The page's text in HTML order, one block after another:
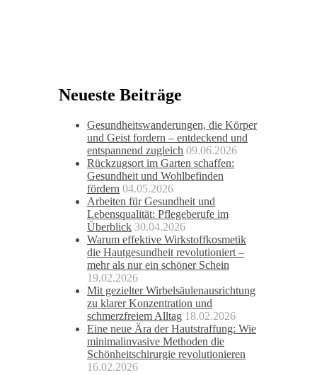
Neueste Beiträge
Gesundheitswanderungen, die Körper
und Geist fordern – entdeckend und
entspannend zugleich 09.06.2026
Rückzugsort im Garten schaffen:
Gesundheit und Wohlbefinden
fördern 04.05.2026
Arbeiten für Gesundheit und
Lebensqualität: Pflegeberufe im
Überblick 30.04.2026
Warum effektive Wirkstoffkosmetik
die Hautgesundheit revolutioniert –
mehr als nur ein schöner Schein
19.02.2026
Mit gezielter Wirbelsäulenausrichtung
zu klarer Konzentration und
schmerzfreiem Alltag 18.02.2026
Eine neue Ära der Hautstraffung: Wie
minimalinvasive Methoden die
Schönheitschirurgie revolutionieren
16.02.2026